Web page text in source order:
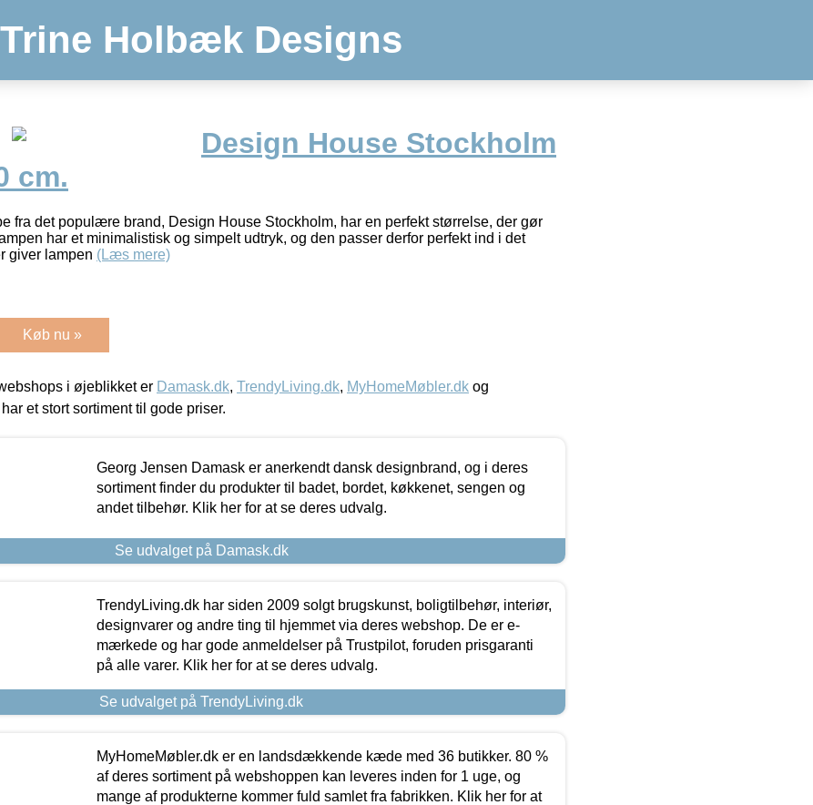
Trine Holbæk Designs
Design House Stockholm
cm.
fra det populære brand, Design House Stockholm, har en perfekt størrelse, der gør
har et minimalistisk og simpelt udtryk, og den passer derfor perfekt ind i det
giver lampen (Læs mere)
Køb nu »
i øjeblikket er Damask.dk, TrendyLiving.dk, MyHomeMøbler.dk og
et stort sortiment til gode priser.
Georg Jensen Damask er anerkendt dansk designbrand, og i deres
sortiment finder du produkter til badet, bordet, køkkenet, sengen og
andet tilbehør. Klik her for at se deres udvalg.
Se udvalget på Damask.dk
TrendyLiving.dk har siden 2009 solgt brugskunst, boligtilbehør, interiør,
designvarer og andre ting til hjemmet via deres webshop. De er e-
mærkede og har gode anmeldelser på Trustpilot, foruden prisgaranti
på alle varer. Klik her for at se deres udvalg.
Se udvalget på TrendyLiving.dk
MyHomeMøbler.dk er en landsdækkende kæde med 36 butikker. 80 %
af deres sortiment på webshoppen kan leveres inden for 1 uge, og
mange af produkterne kommer fuld samlet fra fabrikken. Klik her for at